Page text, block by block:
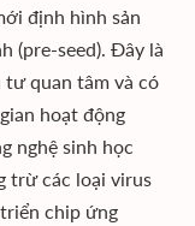
định hình sản
(pre-seed). Đây là
tư quan tâm và có
hoạt động
nghệ sinh học
trừ các loại virus
chip ứng